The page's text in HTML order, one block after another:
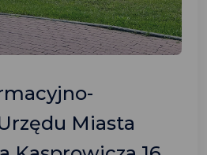
Miasta